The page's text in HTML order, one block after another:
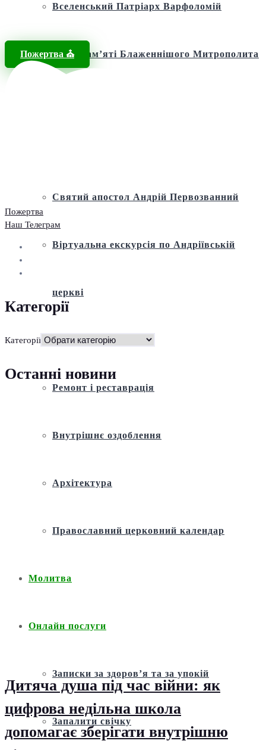
Вселенський Патріарх Варфоломій
Фонд пам’яті Блаженнішого Митрополита
Святий апостол Андрій Первозванний
Віртуальна екскурсія по Андріївській
церкві
Історія
Ремонт і реставрація
Внутрішнє оздоблення
Архітектура
Православний церковний календар
Молитва
Онлайн послуги
Записки за здоров’я та за упокій
Запалити свічку
Пожертва ⛪️
Пожертва
Наш Телеграм
Категорії
Категорії
Останні новини
Дитяча душа під час війни: як
цифрова недільна школа
допомагає зберігати внутрішню